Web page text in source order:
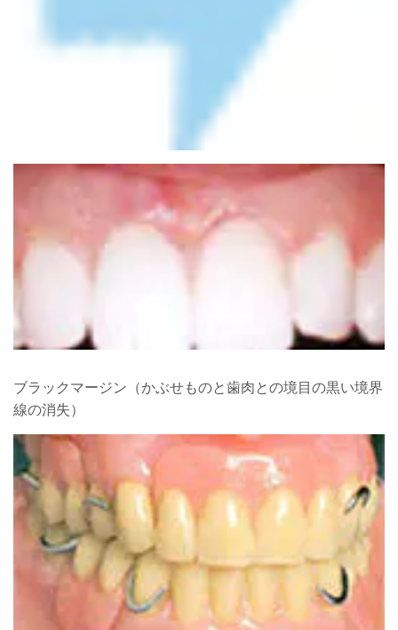
ブラックマージン（かぶせものと歯肉との境目の黒い境界
線の消失）